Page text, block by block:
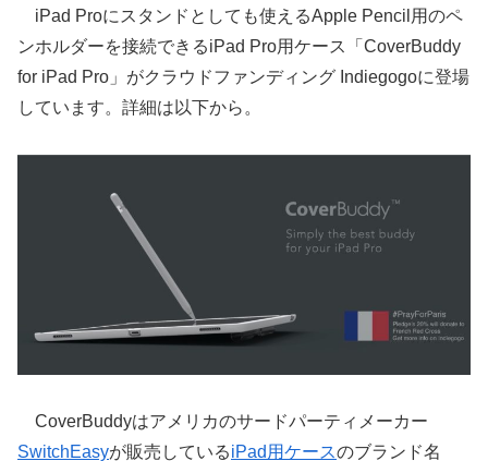
iPad Proにスタンドとしても使えるApple Pencil用のペ
ンホルダーを接続できるiPad Pro用ケース「CoverBuddy
for iPad Pro」がクラウドファンディング Indiegogoに登場
しています。詳細は以下から。
CoverBuddyはアメリカのサードパーティメーカー
SwitchEasyが販売しているiPad用ケースのブランド名